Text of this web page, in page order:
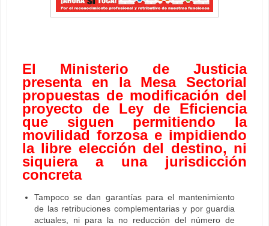
El Ministerio de Justicia
presenta en la Mesa Sectorial
propuestas de modificación del
proyecto de Ley de Eficiencia
que siguen permitiendo la
movilidad forzosa e impidiendo
la libre elección del destino, ni
siquiera a una jurisdicción
concreta
Tampoco se dan garantías para el mantenimiento
de las retribuciones complementarias y por guardia
actuales, ni para la no reducción del número de